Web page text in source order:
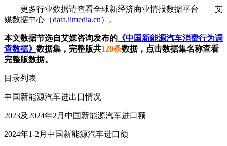
更多行业数据请查看全球新经济商业情报数据平台——艾
媒数据中心（data.iimedia.cn）。
本文数据节选自艾媒咨询发布的 《中国新能源汽车消费行为调
查数据》 数据集，完整版共120条数据，点击数据集名称查看
完整版数据。
目录列表
中国新能源汽车进出口情况
2023及2024年2月中国新能源汽车进口额
2024年1-2月中国新能源汽车进口额